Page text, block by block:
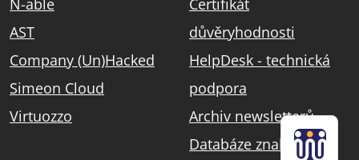
N-able
AST
Company (Un)Hacked
Simeon Cloud
Virtuozzo
Certifikát
důvěryhodnosti
HelpDesk - technická
podpora
Archiv newsletterů
Databáze znalostí